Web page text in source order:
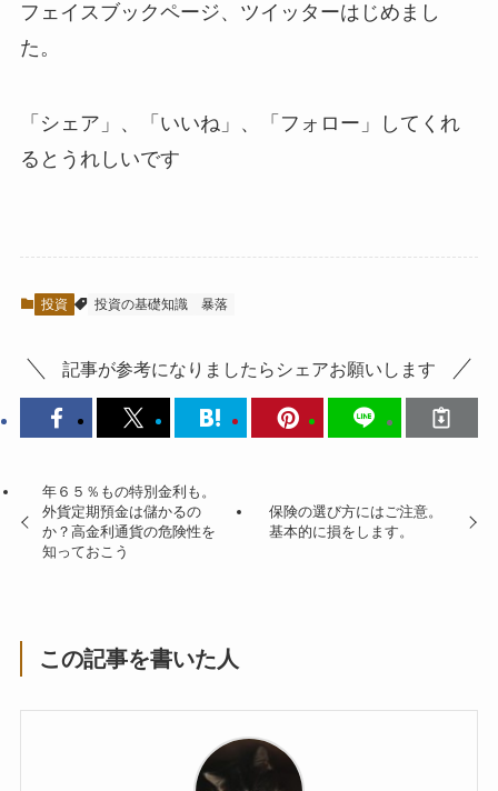
フェイスブックページ、ツイッターはじめまし
た。
「シェア」、「いいね」、「フォロー」してくれ
るとうれしいです
投資 投資の基礎知識 暴落
記事が参考になりましたらシェアお願いします
年６５％もの特別金利も。
外貨定期預金は儲かるの
か？高金利通貨の危険性を
知っておこう
保険の選び方にはご注意。
基本的に損をします。
この記事を書いた人